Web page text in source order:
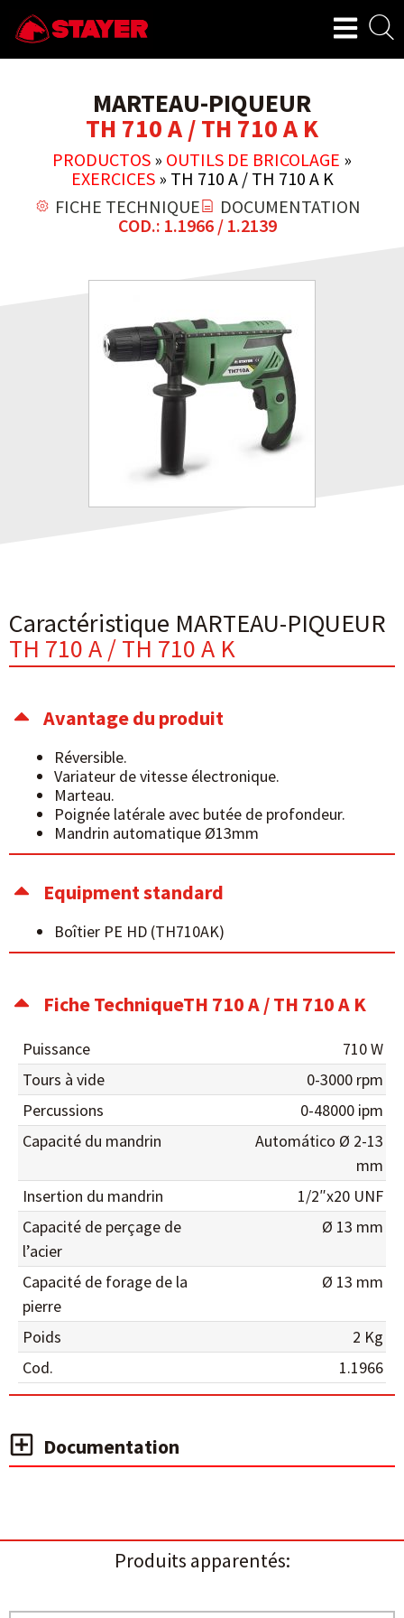
MARTEAU-PIQUEUR
TH 710 A / TH 710 A K
PRODUCTOS » OUTILS DE BRICOLAGE »
EXERCICES» TH 710 A / TH 710 A K
FICHE TECHNIQUE
DOCUMENTATION
COD.: 1.1966 / 1.2139
Caractéristique MARTEAU-PIQUEUR
TH 710 A / TH 710 A K
Avantage du produit
Réversible.
Variateur de vitesse électronique.
Marteau.
Poignée latérale avec butée de profondeur.
Mandrin automatique Ø13mm
Equipment standard
Boîtier PE HD (TH710AK)
Fiche TechniqueTH 710 A / TH 710 A K
Puissance
710 W
Tours à vide
0-3000 rpm
Percussions
0-48000 ipm
Capacité du mandrin
Automático Ø 2-13
mm
Insertion du mandrin
1/2″x20 UNF
Capacité de perçage de
l’acier
Ø 13 mm
Capacité de forage de la
pierre
Ø 13 mm
Poids
2 Kg
Cod.
1.1966
Documentation
Produits apparentés: